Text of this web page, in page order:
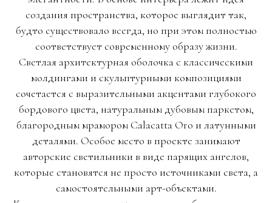
создания пространства, которое выглядит так,
будто существовало всегда, но при этом полностью
соответствует современному образу жизни.
Светлая архитектурная оболочка с классическими
молдингами и скульптурными композициями
сочетается с выразительными акцентами глубокого
бордового цвета, натуральным дубовым паркетом,
благородным мрамором Calacatta Oro и латунными
деталями. Особое место в проекте занимают
авторские светильники в виде парящих ангелов,
которые становятся не просто источниками света, а
самостоятельными арт-объектами.